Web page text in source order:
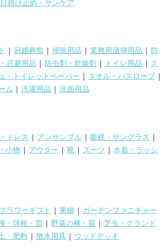
日焼け止め・サンケア
| 冠婚葬祭 | 掃除用品 | 業務用清掃用品 | 防
忌避用品 | 防虫剤・乾燥剤 | トイレ用品 | ス
・トイレットペーパー | タオル・バスローブ |
ム | 洗濯用品 | 洗面用品
ドレス | アンサンブル | 眼鏡・サングラス |
小物 | アウター | 靴 | スーツ | 水着・ラッシ
ラワーギフト | 果樹 | ガーデンファニチャー
・球根・苗 | 野菜の種・苗 | 芝生・グランド
・肥料 | 散水用具 | ウッドデッキ